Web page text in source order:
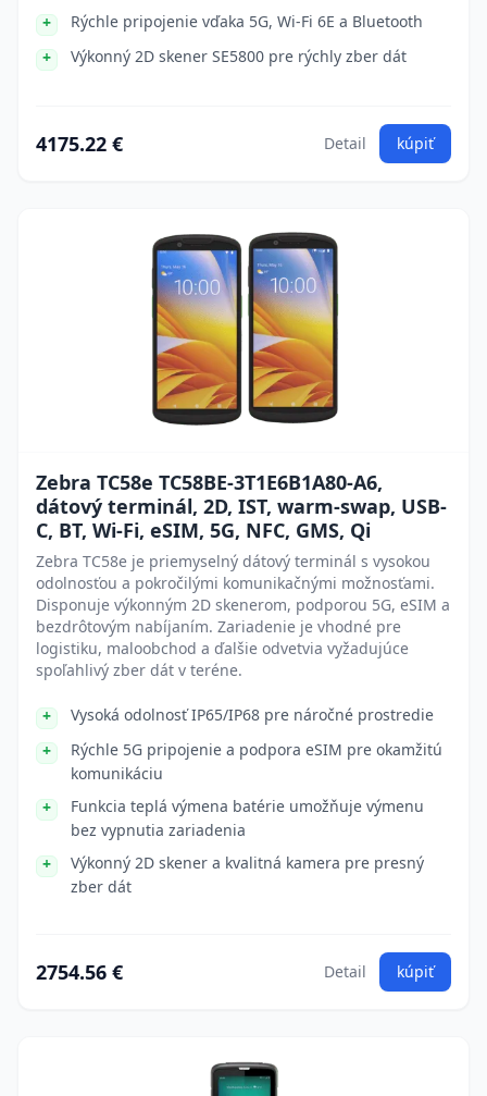
Rýchle pripojenie vďaka 5G, Wi-Fi 6E a Bluetooth
Výkonný 2D skener SE5800 pre rýchly zber dát
4175.22 € Detail kúpiť
Zebra TC58e TC58BE-3T1E6B1A80-A6,
dátový terminál, 2D, IST, warm-swap, USB-
C, BT, Wi-Fi, eSIM, 5G, NFC, GMS, Qi
Zebra TC58e je priemyselný dátový terminál s vysokou
odolnosťou a pokročilými komunikačnými možnosťami.
Disponuje výkonným 2D skenerom, podporou 5G, eSIM a
bezdrôtovým nabíjaním. Zariadenie je vhodné pre
logistiku, maloobchod a ďalšie odvetvia vyžadujúce
spoľahlivý zber dát v teréne.
Vysoká odolnosť IP65/IP68 pre náročné prostredie
Rýchle 5G pripojenie a podpora eSIM pre okamžitú
komunikáciu
Funkcia teplá výmena batérie umožňuje výmenu
bez vypnutia zariadenia
Výkonný 2D skener a kvalitná kamera pre presný
zber dát
2754.56 € Detail kúpiť